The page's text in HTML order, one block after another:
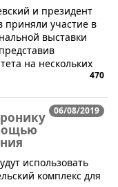
и президент
приняли участие в
выставки
на нескольких
470
06/08/2019
использовать
комплекс для